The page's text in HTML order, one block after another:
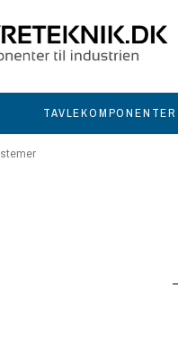
TAVLEKOMPONENTER